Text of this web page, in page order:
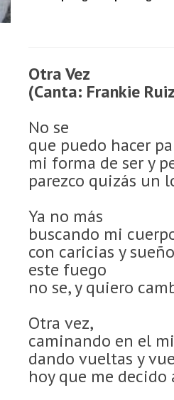
Otra Vez
(Canta: Frankie
No se
que puedo hacer
mi forma de ser y
parezco quizás un
Ya no más
buscando mi
con caricias y
este fuego
no se, y quiero
Otra vez,
caminando en el
dando vueltas y
hoy que me decido